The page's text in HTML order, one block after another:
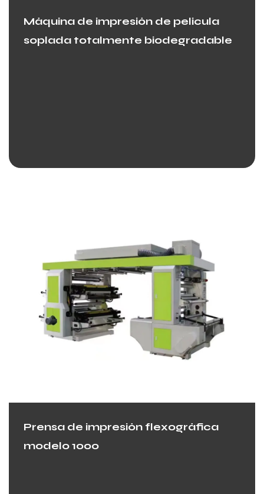
Máquina de impresión de película
soplada totalmente biodegradable
Prensa de impresión flexográfica
modelo 1000